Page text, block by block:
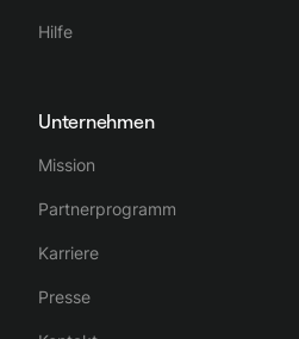
Hilfe
Unternehmen
Mission
Partnerprogramm
Karriere
Presse